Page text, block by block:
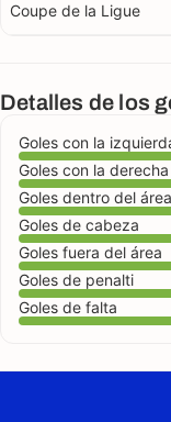
Coupe de la Ligue
Detalles de los
Goles con la
Goles con la derecha
Goles dentro del área
Goles de cabeza
Goles fuera del área
Goles de penalti
Goles de falta